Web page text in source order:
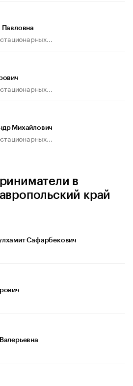
Павловна
Михайлович
в
край
Сафарбекович